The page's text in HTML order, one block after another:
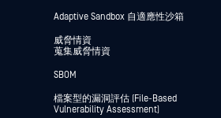
Adaptive Sandbox 自適應性沙箱
威脅情資
蒐集威脅情資
SBOM
檔案型的漏洞評估 (File-Based
Vulnerability Assessment)